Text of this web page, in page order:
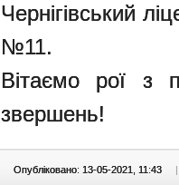
Чернігівський
№11.
Вітаємо рої з
звершень!
Опубліковано: 13-05-2021, 11:43 |